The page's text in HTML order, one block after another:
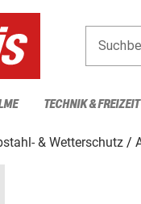
TECHNIK & FREIZEIT
& Wetterschutz